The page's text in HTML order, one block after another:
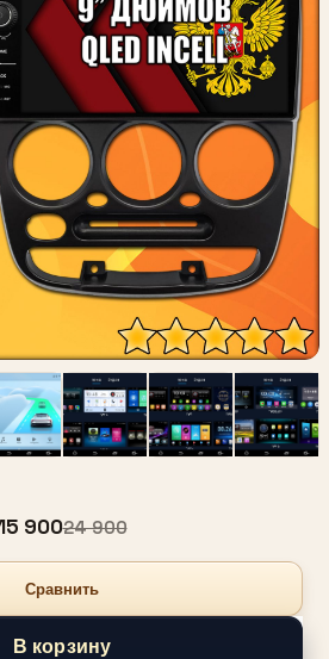
90024 900
Сравнить
В корзину